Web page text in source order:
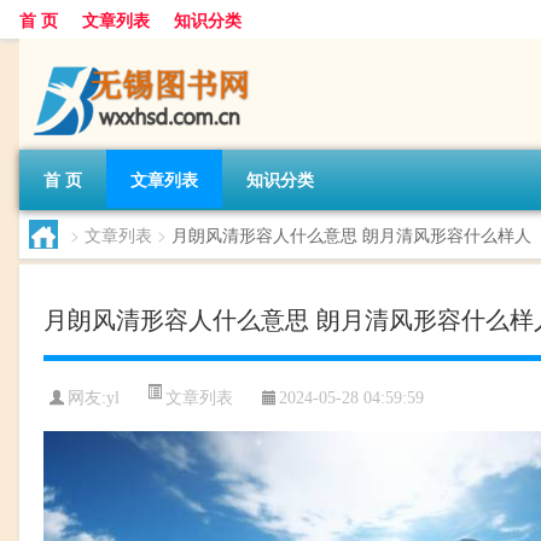
首 页 文章列表 知识分类
首 页 文章列表 知识分类
> 文章列表 > 月朗风清形容人什么意思 朗月清风形容什么样人
月朗风清形容人什么意思 朗月清风形容什么样
网友:yl 文章列表 2024-05-28 04:59:59